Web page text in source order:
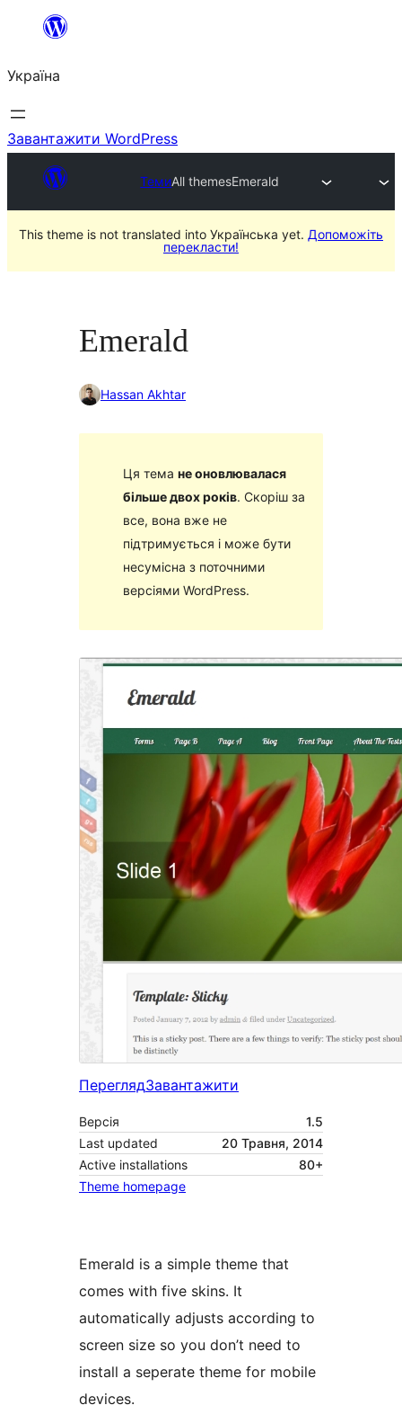
Перейти
вмісту
Україна
Завантажити WordPress
ТемиAll themesEmerald
This theme is not translated into Українська yet. Допоможіть
перекласти!
Emerald
Hassan Akhtar
Ця тема не оновлювалася
більше двох років. Скоріш за
все, вона вже не
підтримується і може бути
несумісна з поточними
версіями WordPress.
ПереглядЗавантажити
Версія
1.5
Last updated
20 Травня, 2014
Active installations
80+
Theme homepage
Emerald is a simple theme that
comes with five skins. It
automatically adjusts according to
screen size so you don’t need to
install a seperate theme for mobile
devices.